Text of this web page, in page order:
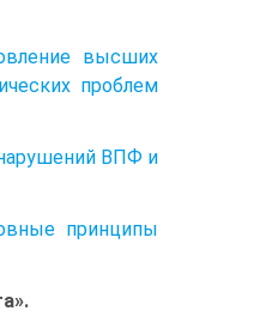
высших
проблем
ВПФ и
принципы